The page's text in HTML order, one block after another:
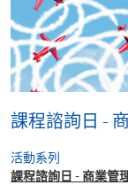
課程諮詢日 -
活動系列
課程諮詢日 - 商業管